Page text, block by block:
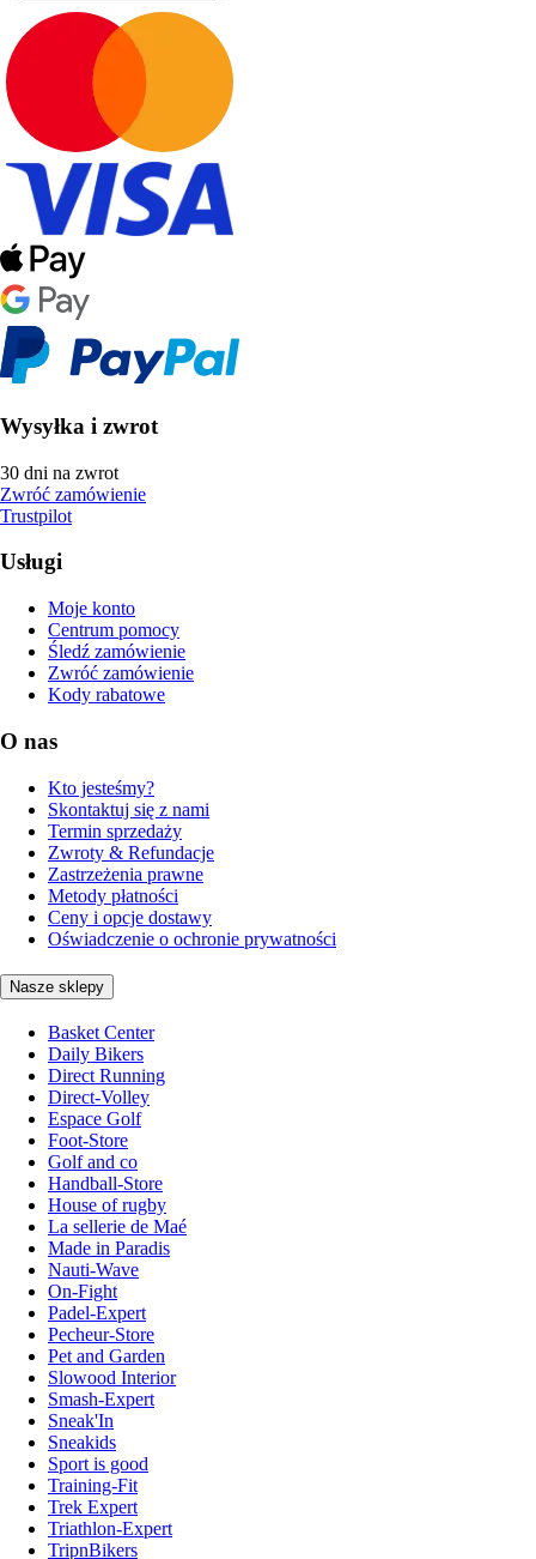
Wysyłka i zwrot
30 dni na zwrot
Zwróć zamówienie
Trustpilot
Usługi
Moje konto
Centrum pomocy
Śledź zamówienie
Zwróć zamówienie
Kody rabatowe
O nas
Kto jesteśmy?
Skontaktuj się z nami
Termin sprzedaży
Zwroty & Refundacje
Zastrzeżenia prawne
Metody płatności
Ceny i opcje dostawy
Oświadczenie o ochronie prywatności
Nasze sklepy
Basket Center
Daily Bikers
Direct Running
Direct-Volley
Espace Golf
Foot-Store
Golf and co
Handball-Store
House of rugby
La sellerie de Maé
Made in Paradis
Nauti-Wave
On-Fight
Padel-Expert
Pecheur-Store
Pet and Garden
Slowood Interior
Smash-Expert
Sneak'In
Sneakids
Sport is good
Training-Fit
Trek Expert
Triathlon-Expert
TripnBikers